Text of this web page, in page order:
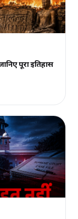
पूरा इतिहास